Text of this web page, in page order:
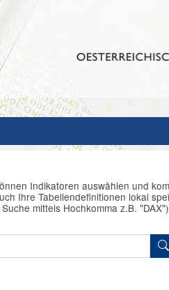
Indikatoren auswählen und
Ihre Tabellendefinitionen lokal
mittels Hochkomma z.B. "DAX")